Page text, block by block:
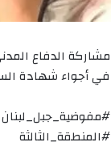
مشاركة الدفاع
في أجواء شهادة
#مفوضية_جبل_لبنان
#المنطقة_الثالثة